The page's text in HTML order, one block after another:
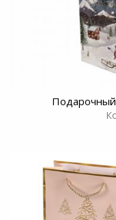
Подарочный